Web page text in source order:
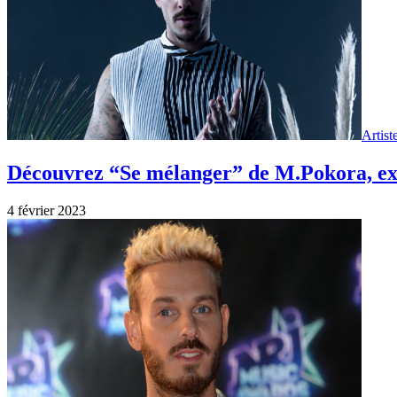
Découvrez “Se mélanger” de M.Pokora,
4 février 2023